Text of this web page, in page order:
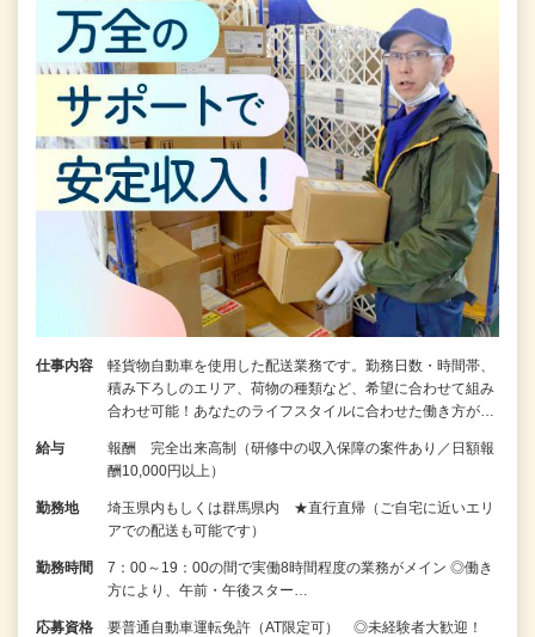
仕事内容
軽貨物自動車を使用した配送業務です。勤務日数・時間帯、
積み下ろしのエリア、荷物の種類など、希望に合わせて組み
合わせ可能！あなたのライフスタイルに合わせた働き方が…
給与
報酬 完全出来高制（研修中の収入保障の案件あり／日額報
酬10,000円以上）
勤務地
埼玉県内もしくは群馬県内 ★直行直帰（ご自宅に近いエリ
アでの配送も可能です）
勤務時間
7：00～19：00の間で実働8時間程度の業務がメイン ◎働き
方により、午前・午後スター…
応募資格 要普通自動車運転免許（AT限定可） ◎未経験者大歓迎！